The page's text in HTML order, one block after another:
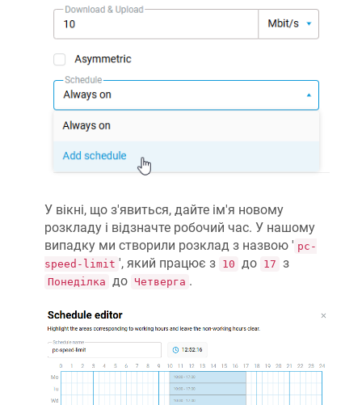
У вікні, що з'явиться, дайте ім'я новому
розкладу і відзначте робочий час. У нашому
випадку ми створили розклад з назвою ' pc-
speed-limit ', який працює з 10 до 17 з
Понеділка до Четверга .